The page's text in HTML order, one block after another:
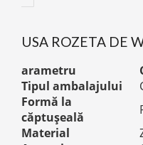
USA ROZETA DE
arametru
Tipul ambalajului
Formă la
căptușeală
Material